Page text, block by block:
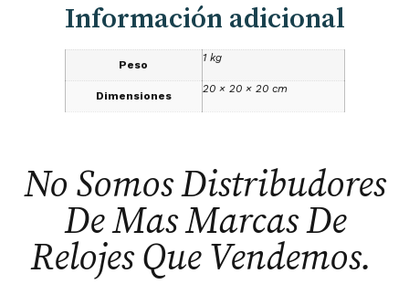
Información adicional
Peso
1 kg
Dimensiones
20 × 20 × 20 cm
No Somos Distribudores
De Mas Marcas De
Relojes Que Vendemos.